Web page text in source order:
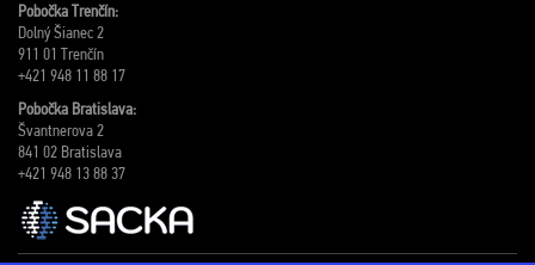
Pobočka Trenčín:
Dolný Šianec 2
911 01 Trenčín
+421 948 11 88 17
Pobočka Bratislava:
Švantnerova 2
841 02 Bratislava
+421 948 13 88 37